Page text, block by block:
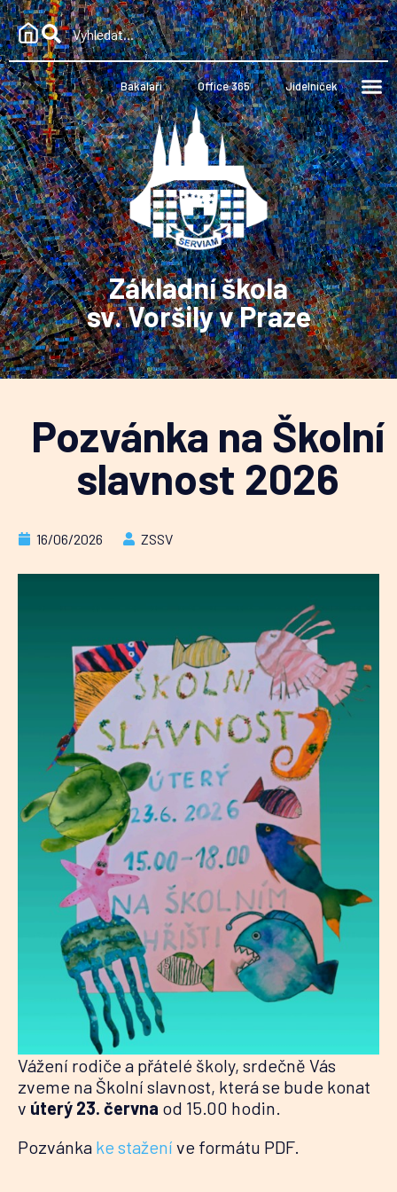
Bakaláři Office 365 Jídelníček
Základní škola
sv. Voršily v Praze
Pozvánka na Školní
slavnost 2026
16/06/2026 ZSSV
Vážení rodiče a přátelé školy, srdečně Vás
zveme na Školní slavnost, která se bude konat
v úterý 23. června od 15.00 hodin.
Pozvánka ke stažení ve formátu PDF.